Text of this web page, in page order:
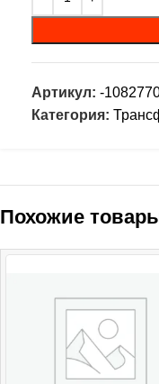
Артикул: -
Категория:
Похожие